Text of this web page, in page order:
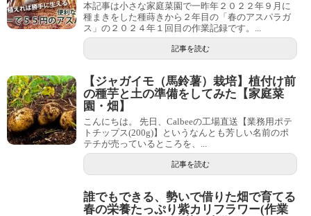
本記事は小さな家庭菜園で一昨年２０２２年９月に
種まきをした種蒔きから２年目の「春のアスパラガ
ス」の２０２４年１回目の作業記録です。...
記事を読む
【ジャガイモ（馬鈴薯）栽培】植付け前
の種芋と土の準備をしてみた【家庭菜
園・畑】
こんにちは。 先日、Calbeeの工場直送【業務用ポテ
トチップス(200g)】というなんとも芳しい名前のポ
テチが売っているところを、...
記事を読む
誰でもできる、勢いで借りた畑で育てる
春の栄養たっぷり紫カリフラワー(作業